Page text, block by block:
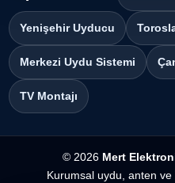
Yenişehir Uyducu
Merkezi Uydu Sistemi
TV Montajı
© 2026 Mert
Kurumsal uydu, anten